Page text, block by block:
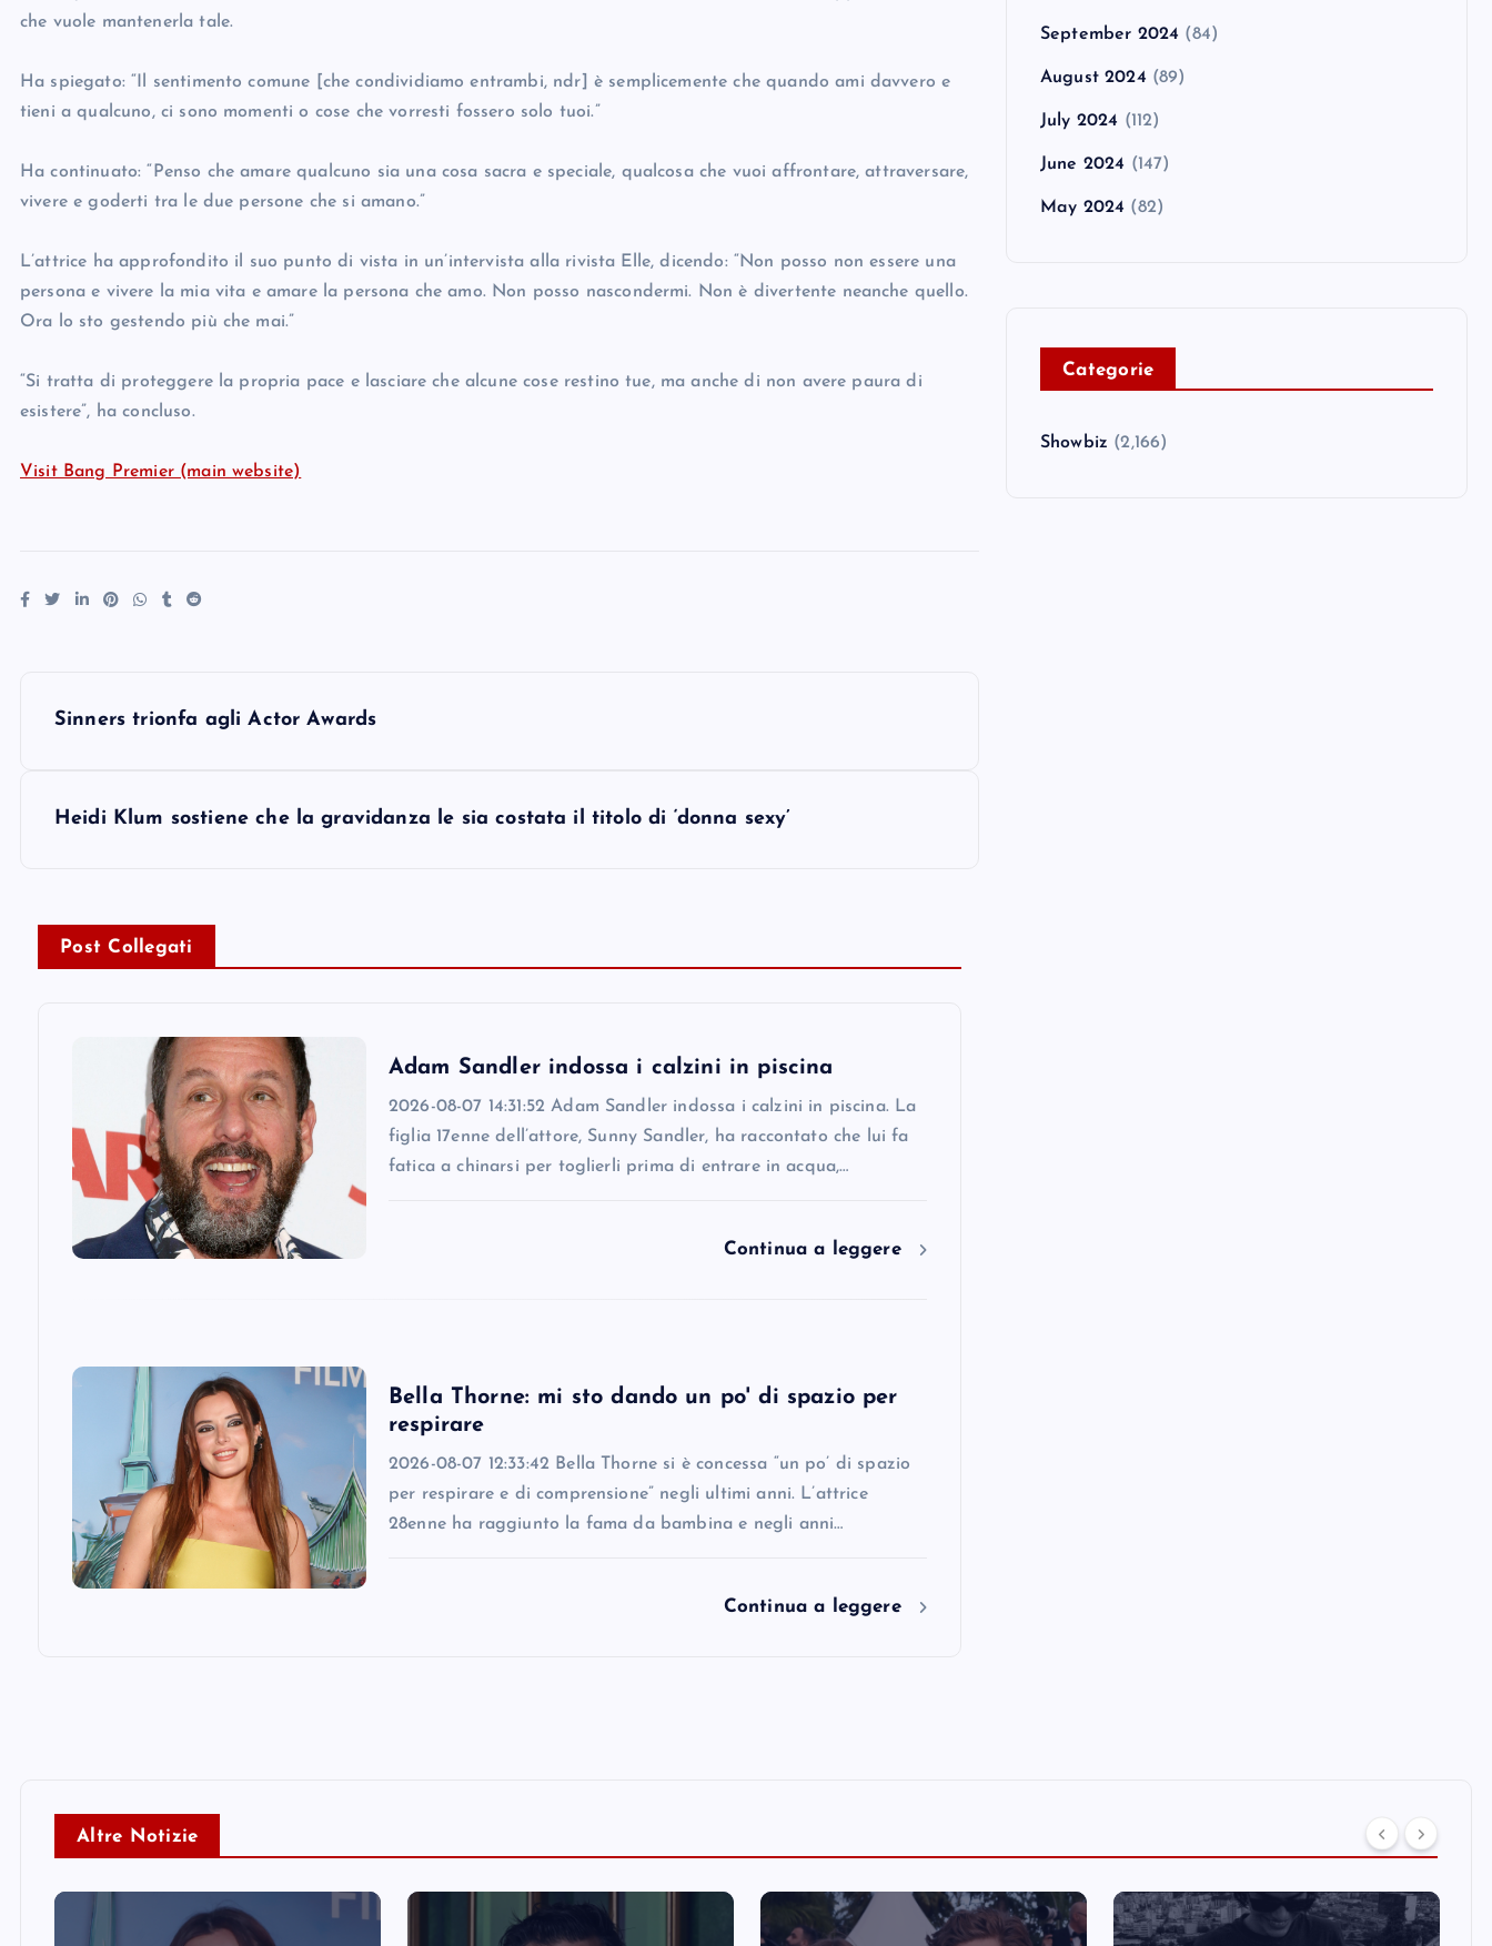
che vuole mantenerla tale.
Ha spiegato: “Il sentimento comune [che condividiamo entrambi, ndr] è semplicemente che quando ami davvero e
tieni a qualcuno, ci sono momenti o cose che vorresti fossero solo tuoi.”
Ha continuato: “Penso che amare qualcuno sia una cosa sacra e speciale, qualcosa che vuoi affrontare, attraversare,
vivere e goderti tra le due persone che si amano.”
L’attrice ha approfondito il suo punto di vista in un’intervista alla rivista Elle, dicendo: “Non posso non essere una
persona e vivere la mia vita e amare la persona che amo. Non posso nascondermi. Non è divertente neanche quello.
Ora lo sto gestendo più che mai.”
“Si tratta di proteggere la propria pace e lasciare che alcune cose restino tue, ma anche di non avere paura di
esistere”, ha concluso.
Visit Bang Premier (main website)
Sinners trionfa agli Actor Awards
Heidi Klum sostiene che la gravidanza le sia costata il titolo di ‘donna sexy’
Post Collegati
Adam Sandler indossa i calzini in piscina
2026-08-07 14:31:52 Adam Sandler indossa i calzini in piscina. La
figlia 17enne dell’attore, Sunny Sandler, ha raccontato che lui fa
fatica a chinarsi per toglierli prima di entrare in acqua,…
Continua a leggere
Bella Thorne: mi sto dando un po' di spazio per
respirare
2026-08-07 12:33:42 Bella Thorne si è concessa “un po’ di spazio
per respirare e di comprensione” negli ultimi anni. L’attrice
28enne ha raggiunto la fama da bambina e negli anni…
Continua a leggere
September 2024 (84)
August 2024 (89)
July 2024 (112)
June 2024 (147)
May 2024 (82)
Categorie
Showbiz (2,166)
Altre Notizie